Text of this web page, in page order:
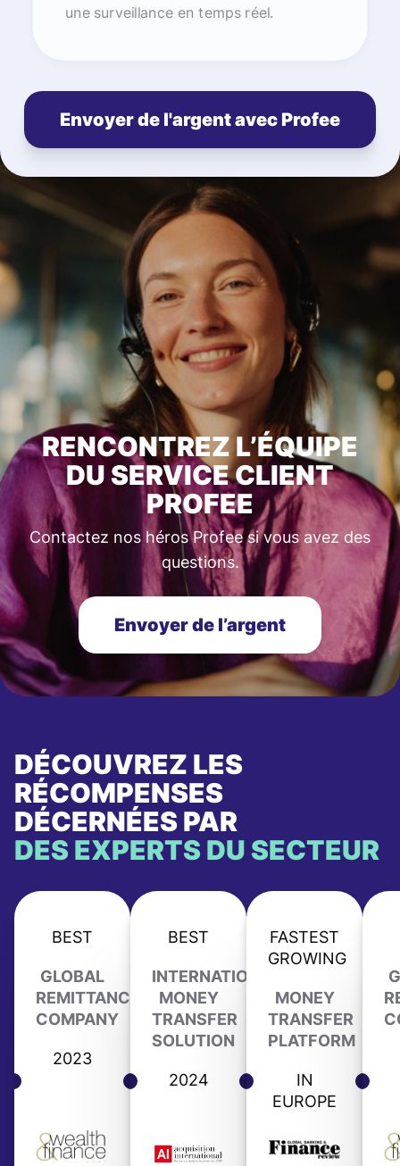
une surveillance en temps réel.
Envoyer de l'argent avec Profee
RENCONTREZ L’ÉQUIPE
DU SERVICE CLIENT
PROFEE
Contactez nos héros Profee si vous avez des
questions.
Envoyer de l’argent
DÉCOUVREZ LES
RÉCOMPENSES
DÉCERNÉES PAR
DES EXPERTS DU SECTEUR
BEST
GLOBAL
REMITTANCE
COMPANY
2023
BEST
INTERNATIONAL
MONEY
TRANSFER
SOLUTION
2024
FASTEST
GROWING
MONEY
TRANSFER
PLATFORM
IN
EUROPE